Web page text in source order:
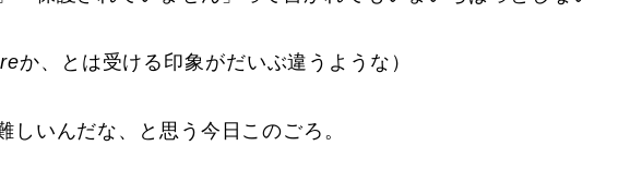
か、とは受ける印象がだいぶ違うような）
しいんだな、と思う今日このごろ。